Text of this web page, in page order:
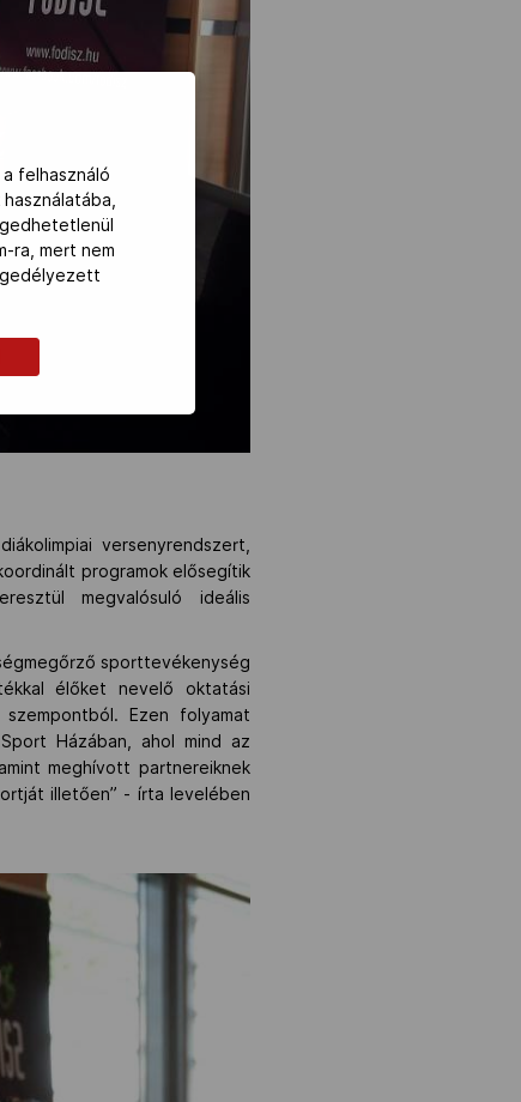
versenyrendszert,
programok elősegítik
megvalósuló ideális
sporttevékenység
élőket nevelő oktatási
Ezen folyamat
Házában, ahol mind az
meghívott partnereiknek
illetően” - írta levelében
felhasználó
ra, mert nem